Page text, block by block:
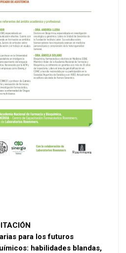
para los futuros
habilidades blandas,